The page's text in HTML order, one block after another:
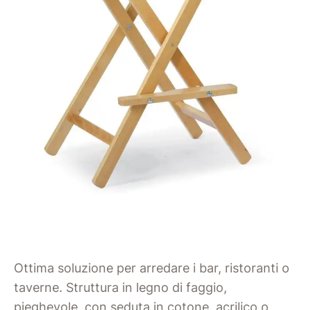
Ottima soluzione per arredare i bar, ristoranti o
taverne. Struttura in legno di faggio,
pieghevole, con seduta in cotone, acrilico o